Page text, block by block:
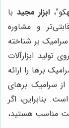
ابزار مجید با
و مشاوره
بر شناخته
ابزارآلات
برها را ارائه
از سرامیک برهای
بنابراین، اگر
مناسب هستید،